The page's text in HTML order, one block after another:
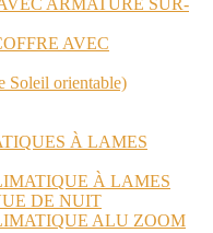
AVEC
Soleil orientable)
À LAMES
À LAMES
DE NUIT
ALU ZOOM